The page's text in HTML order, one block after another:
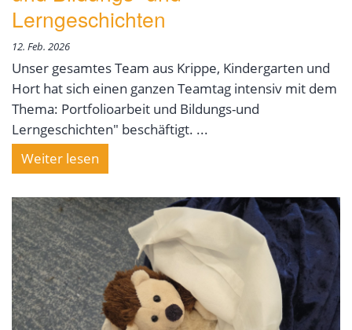
Lerngeschichten
12. Feb. 2026
Unser gesamtes Team aus Krippe, Kindergarten und
Hort hat sich einen ganzen Teamtag intensiv mit dem
Thema: Portfolioarbeit und Bildungs-und
Lerngeschichten" beschäftigt. ...
Weiter lesen